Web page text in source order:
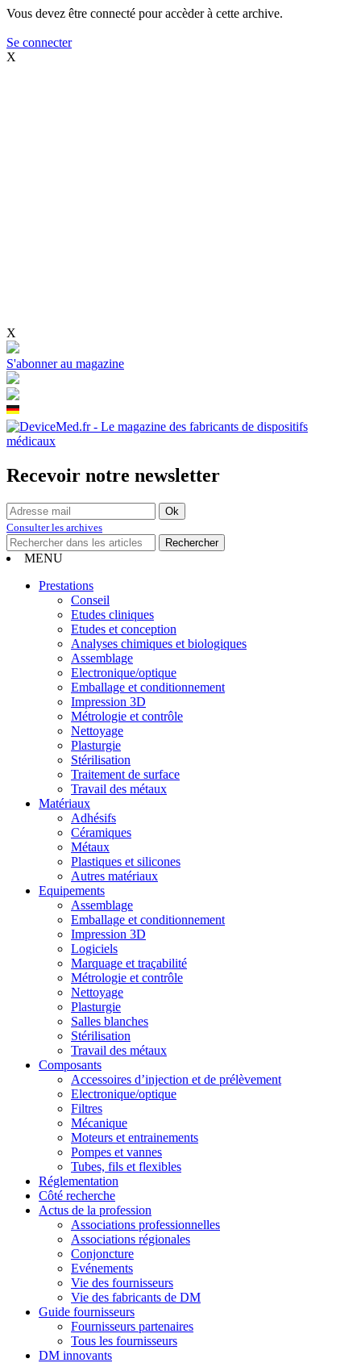
Vous devez être connecté pour accèder à cette archive.
Se connecter
X
X
S'abonner au magazine
Recevoir notre newsletter
Consulter les archives
MENU
Prestations
Conseil
Etudes cliniques
Etudes et conception
Analyses chimiques et biologiques
Assemblage
Electronique/optique
Emballage et conditionnement
Impression 3D
Métrologie et contrôle
Nettoyage
Plasturgie
Stérilisation
Traitement de surface
Travail des métaux
Matériaux
Adhésifs
Céramiques
Métaux
Plastiques et silicones
Autres matériaux
Equipements
Assemblage
Emballage et conditionnement
Impression 3D
Logiciels
Marquage et traçabilité
Métrologie et contrôle
Nettoyage
Plasturgie
Salles blanches
Stérilisation
Travail des métaux
Composants
Accessoires d’injection et de prélèvement
Electronique/optique
Filtres
Mécanique
Moteurs et entrainements
Pompes et vannes
Tubes, fils et flexibles
Réglementation
Côté recherche
Actus de la profession
Associations professionnelles
Associations régionales
Conjoncture
Evénements
Vie des fournisseurs
Vie des fabricants de DM
Guide fournisseurs
Fournisseurs partenaires
Tous les fournisseurs
DM innovants